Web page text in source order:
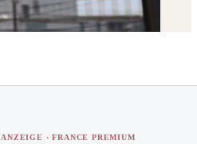
ANZEIGE · FRANCE PREMIUM